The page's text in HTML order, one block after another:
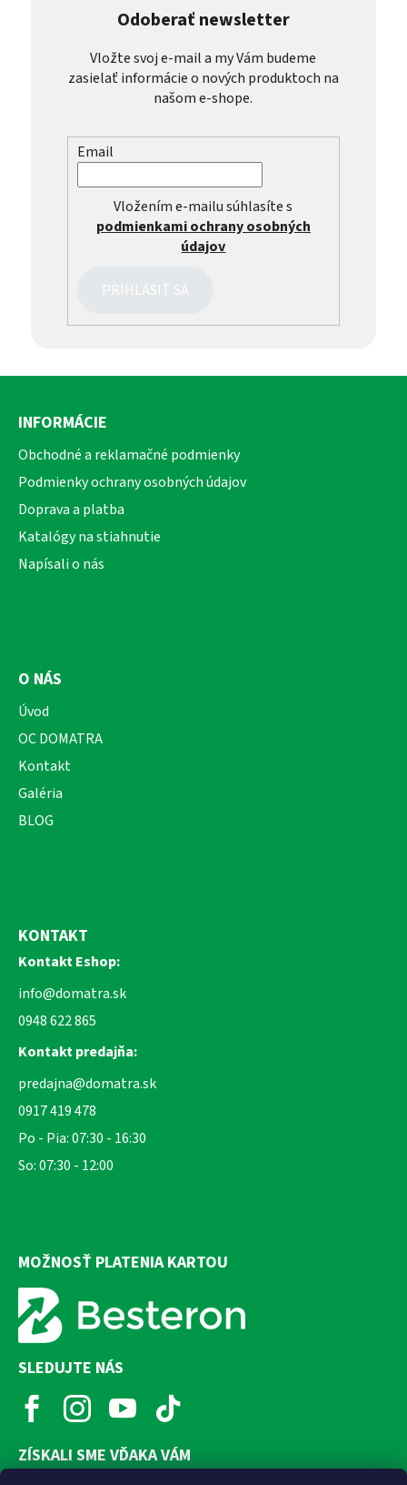
Odoberať newsletter
Vložte svoj e-mail a my Vám budeme
zasielať informácie o nových produktoch na
našom e-shope.
Email
Vložením e-mailu súhlasíte s
podmienkami ochrany osobných
údajov
PRIHLÁSIŤ SA
Z
INFORMÁCIE
Obchodné a reklamačné podmienky
Podmienky ochrany osobných údajov
Doprava a platba
Katalógy na stiahnutie
Napísali o nás
O NÁS
Úvod
OC DOMATRA
Kontakt
Galéria
BLOG
KONTAKT
Kontakt Eshop:
info@domatra.sk
0948 622 865
Kontakt predajňa:
predajna@domatra.sk
0917 419 478
Po - Pia: 07:30 - 16:30
So: 07:30 - 12:00
MOŽNOSŤ PLATENIA KARTOU
SLEDUJTE NÁS
ZÍSKALI SME VĎAKA VÁM